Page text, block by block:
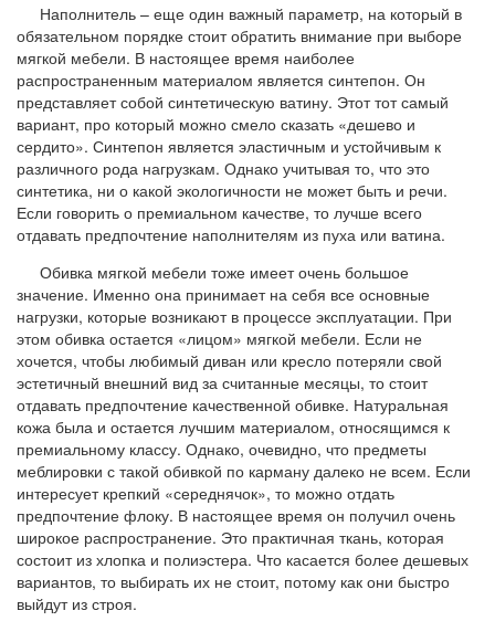
Наполнитель – еще один важный параметр, на который в
обязательном порядке стоит обратить внимание при выборе
мягкой мебели. В настоящее время наиболее
распространенным материалом является синтепон. Он
представляет собой синтетическую ватину. Этот тот самый
вариант, про который можно смело сказать «дешево и
сердито». Синтепон является эластичным и устойчивым к
различного рода нагрузкам. Однако учитывая то, что это
синтетика, ни о какой экологичности не может быть и речи.
Если говорить о премиальном качестве, то лучше всего
отдавать предпочтение наполнителям из пуха или ватина.
Обивка мягкой мебели тоже имеет очень большое
значение. Именно она принимает на себя все основные
нагрузки, которые возникают в процессе эксплуатации. При
этом обивка остается «лицом» мягкой мебели. Если не
хочется, чтобы любимый диван или кресло потеряли свой
эстетичный внешний вид за считанные месяцы, то стоит
отдавать предпочтение качественной обивке. Натуральная
кожа была и остается лучшим материалом, относящимся к
премиальному классу. Однако, очевидно, что предметы
меблировки с такой обивкой по карману далеко не всем. Если
интересует крепкий «середнячок», то можно отдать
предпочтение флоку. В настоящее время он получил очень
широкое распространение. Это практичная ткань, которая
состоит из хлопка и полиэстера. Что касается более дешевых
вариантов, то выбирать их не стоит, потому как они быстро
выйдут из строя.